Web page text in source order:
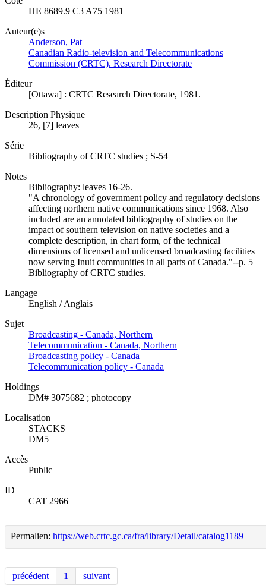
HE 8689.9 C3 A75 1981
Auteur(e)s
Anderson, Pat
Canadian Radio-television and Telecommunications
Commission (CRTC). Research Directorate
Éditeur
[Ottawa] : CRTC Research Directorate, 1981.
Description Physique
26, [7] leaves
Série
Bibliography of CRTC studies ; S-54
Notes
Bibliography: leaves 16-26.
"A chronology of government policy and regulatory decisions
affecting northern native communications since 1968. Also
included are an annotated bibliography of studies on the
impact of southern television on native societies and a
complete description, in chart form, of the technical
dimensions of licensed and unlicensed broadcasting facilities
now serving Inuit communities in all parts of Canada."--p. 5
Bibliography of CRTC studies.
Langage
English / Anglais
Sujet
Broadcasting - Canada, Northern
Telecommunication - Canada, Northern
Broadcasting policy - Canada
Telecommunication policy - Canada
Holdings
DM# 3075682 ; photocopy
Localisation
STACKS
DM5
Accès
Public
ID
CAT 2966
Permalien: https://web.crtc.gc.ca/fra/library/Detail/catalog1189
précédent 1 suivant